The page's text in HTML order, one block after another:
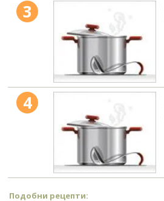
3
4
Подобни рецепти: